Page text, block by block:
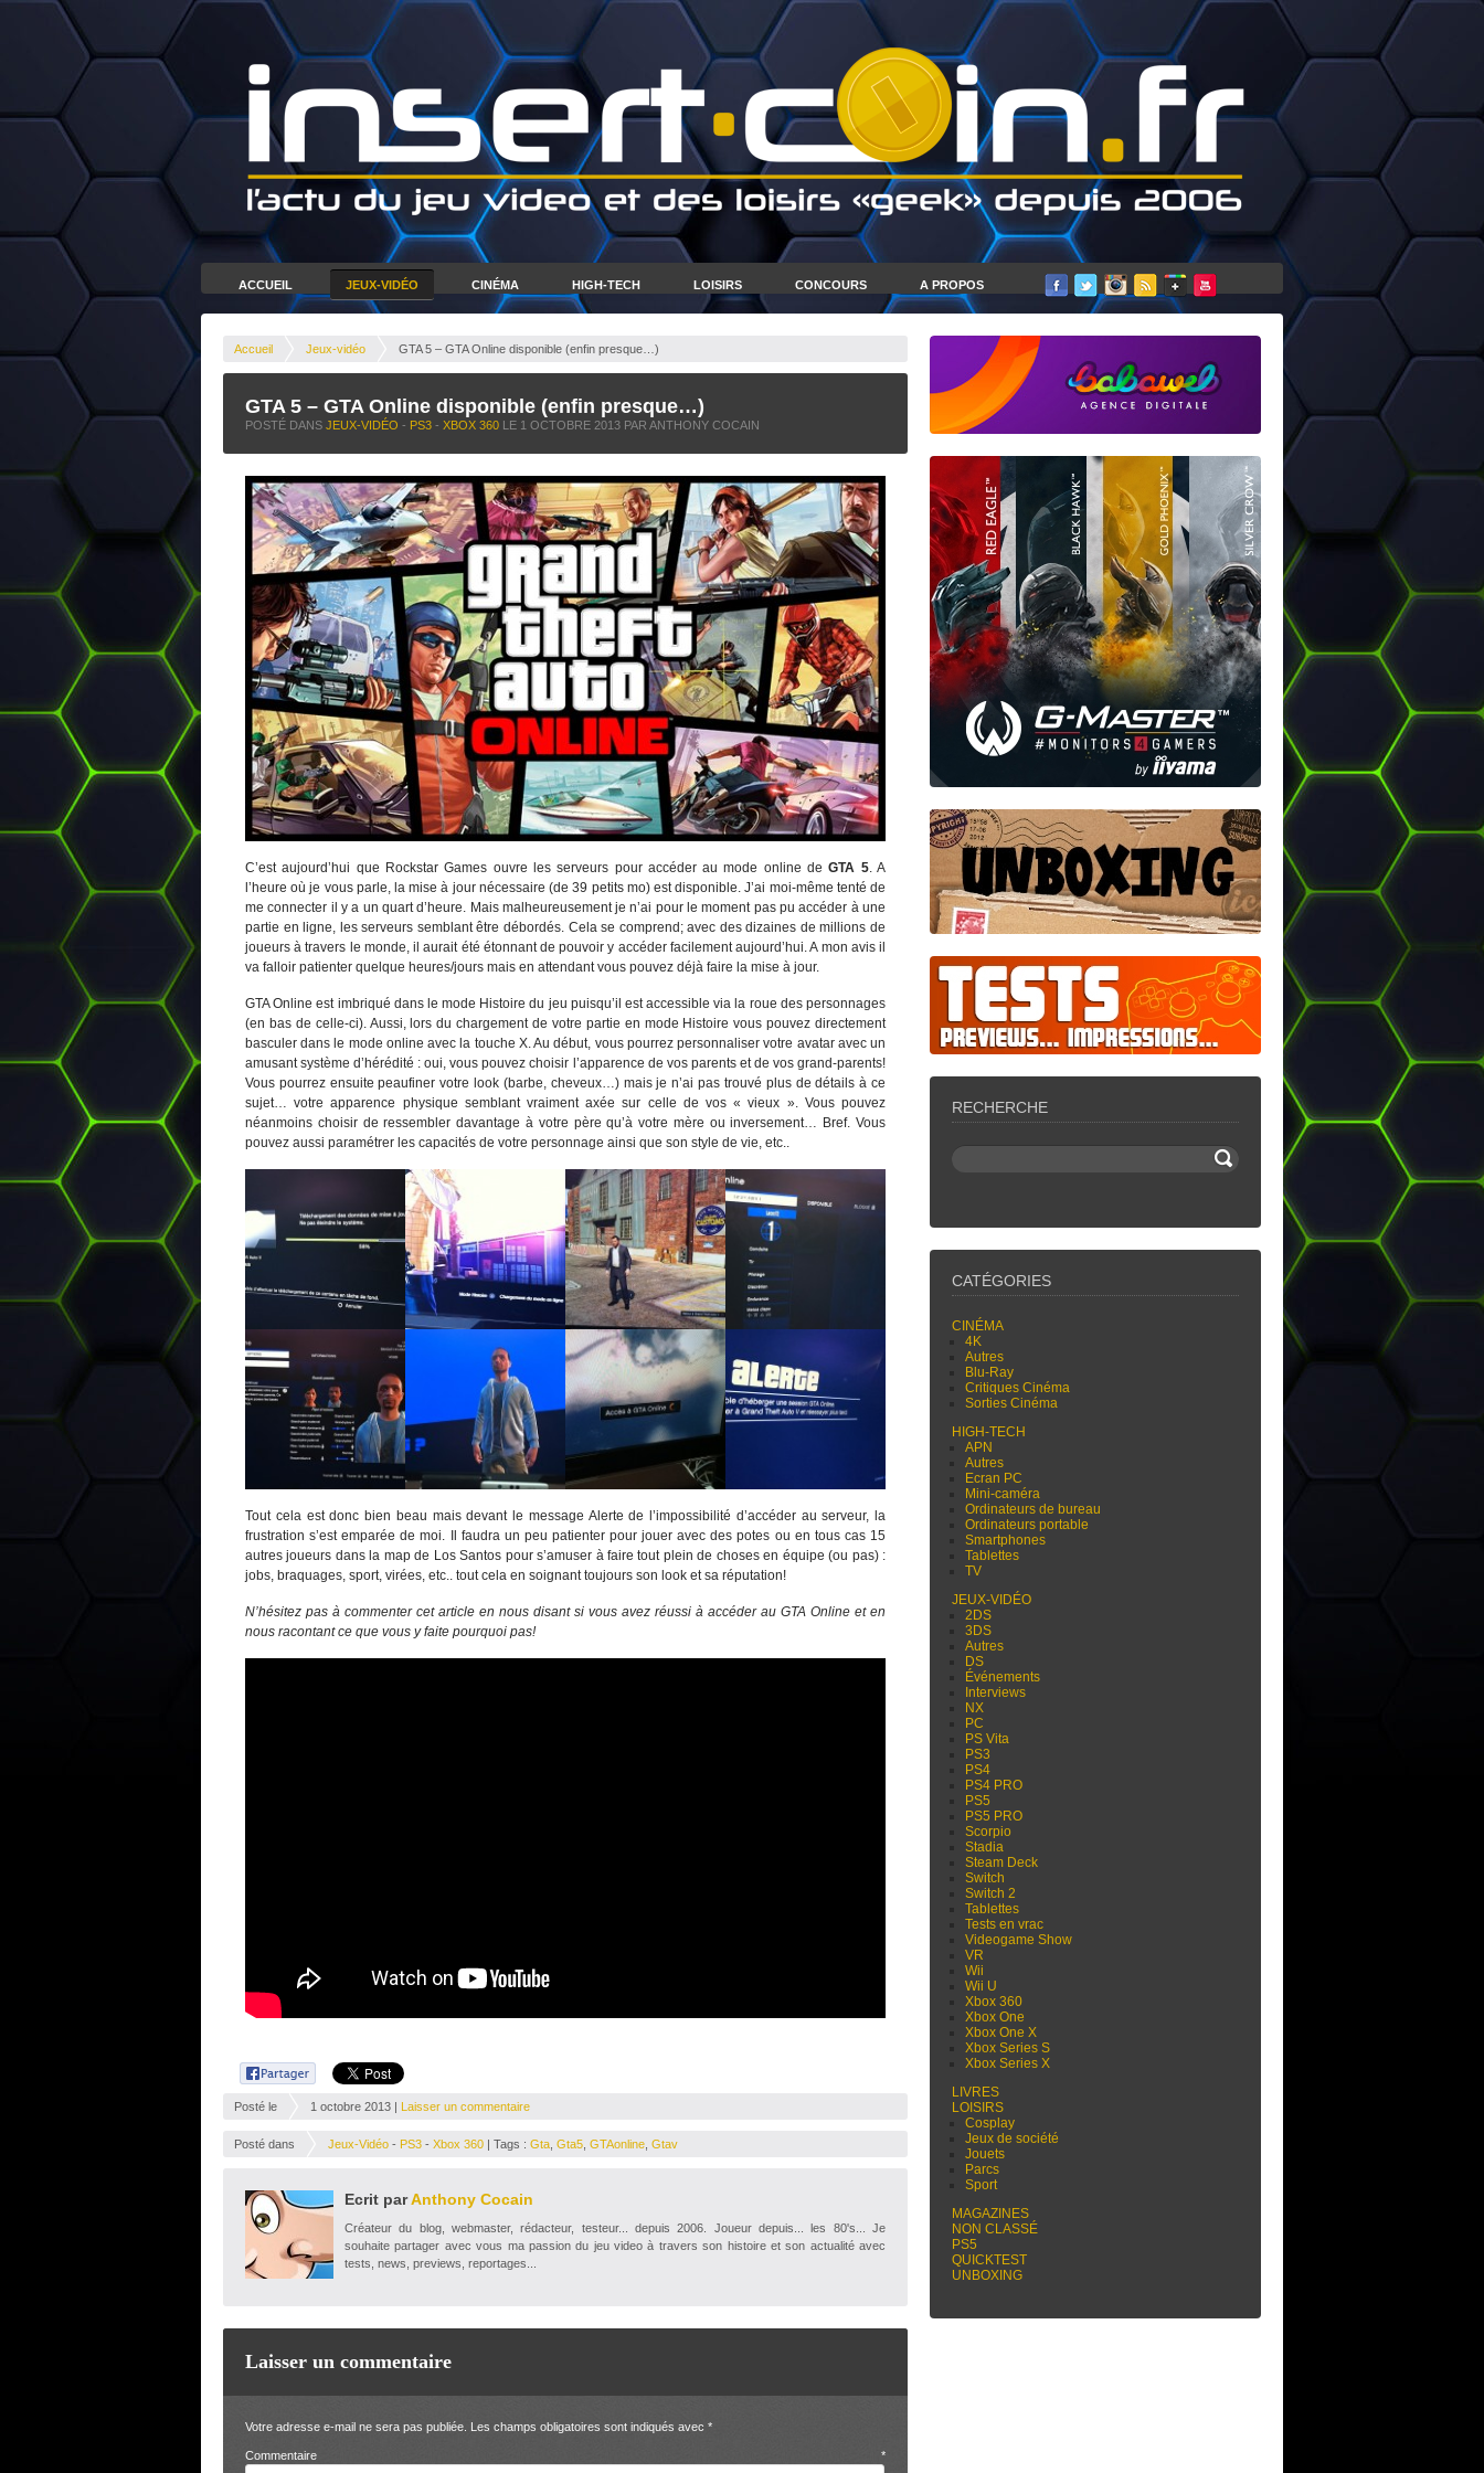
ACCUEIL JEUX-VIDÉO CINÉMA HIGH-TECH LOISIRS CONCOURS A PROPOS
Accueil Jeux-vidéo GTA 5 – GTA Online disponible (enfin presque…)
GTA 5 – GTA Online disponible (enfin presque…)
POSTÉ DANS JEUX-VIDÉO - PS3 - XBOX 360 LE 1 OCTOBRE 2013 PAR ANTHONY COCAIN
C’est aujourd’hui que Rockstar Games ouvre les serveurs pour accéder au mode online deGTA 5. A
l’heure où je vous parle, la mise à jour nécessaire (de 39 petits mo) est disponible. J’ai moi-même tenté de
me connecter il y a un quart d’heure. Mais malheureusement je n’ai pour le moment pas pu accéder à une
partie en ligne, les serveurs semblant être débordés. Cela se comprend; avec des dizaines de millions de
joueurs à travers le monde, il aurait été étonnant de pouvoir y accéder facilement aujourd’hui. A mon avis il
va falloir patienter quelque heures/jours mais en attendant vous pouvez déjà faire la mise à jour.
GTA Online est imbriqué dans le mode Histoire du jeu puisqu’il est accessible via la roue des personnages
(en bas de celle-ci). Aussi, lors du chargement de votre partie en mode Histoire vous pouvez directement
basculer dans le mode online avec la touche X. Au début, vous pourrez personnaliser votre avatar avec un
amusant système d’hérédité : oui, vous pouvez choisir l’apparence de vos parents et de vos grand-parents!
Vous pourrez ensuite peaufiner votre look (barbe, cheveux…) mais je n’ai pas trouvé plus de détails à ce
sujet… votre apparence physique semblant vraiment axée sur celle de vos « vieux ». Vous pouvez
néanmoins choisir de ressembler davantage à votre père qu’à votre mère ou inversement… Bref. Vous
pouvez aussi paramétrer les capacités de votre personnage ainsi que son style de vie, etc..
Tout cela est donc bien beau mais devant le message Alerte de l’impossibilité d’accéder au serveur, la
frustration s’est emparée de moi. Il faudra un peu patienter pour jouer avec des potes ou en tous cas 15
autres joueurs dans la map de Los Santos pour s’amuser à faire tout plein de choses en équipe (ou pas) :
jobs, braquages, sport, virées, etc.. tout cela en soignant toujours son look et sa réputation!
N’hésitez pas à commenter cet article en nous disant si vous avez réussi à accéder au GTA Online et en
nous racontant ce que vous y faite pourquoi pas!
Posté le 1 octobre 2013 | Laisser un commentaire
Posté dans Jeux-Vidéo - PS3 - Xbox 360 | Tags : Gta Gta5 GTAonline Gtav
Ecrit parAnthony Cocain
Créateur du blog, webmaster, rédacteur, testeur... depuis 2006. Joueur depuis... les 80's... Je
souhaite partager avec vous ma passion du jeu video à travers son histoire et son actualité avec
tests, news, previews, reportages...
Laisser un commentaire
Votre adresse e-mail ne sera pas publiée. Les champs obligatoires sont indiqués avec *
Commentaire *
RECHERCHE
CATÉGORIES
CINÉMA
4K
Autres
Blu-Ray
Critiques Cinéma
Sorties Cinéma
HIGH-TECH
APN
Autres
Ecran PC
Mini-caméra
Ordinateurs de bureau
Ordinateurs portable
Smartphones
Tablettes
TV
JEUX-VIDÉO
2DS
3DS
Autres
DS
Événements
Interviews
NX
PC
PS Vita
PS3
PS4
PS4 PRO
PS5
PS5 PRO
Scorpio
Stadia
Steam Deck
Switch
Switch 2
Tablettes
Tests en vrac
Videogame Show
VR
Wii
Wii U
Xbox 360
Xbox One
Xbox One X
Xbox Series S
Xbox Series X
LIVRES
LOISIRS
Cosplay
Jeux de société
Jouets
Parcs
Sport
MAGAZINES
NON CLASSÉ
PS5
QUICKTEST
UNBOXING